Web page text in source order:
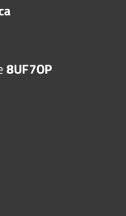
8UF7OP